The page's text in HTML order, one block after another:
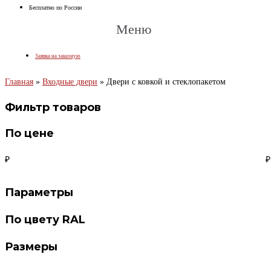
Бесплатно по России
Меню
Заявка на заказную
Главная » Входные двери » Двери с ковкой и стеклопакетом
Фильтр товаров
По цене
₽ ₽
Параметры
По цвету RAL
Размеры